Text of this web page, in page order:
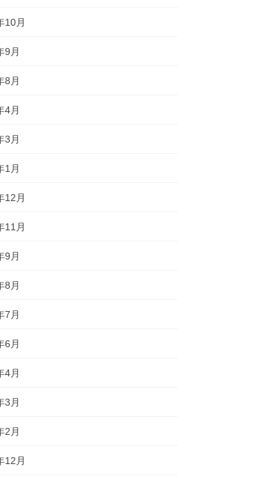
10月
9月
8月
4月
3月
1月
12月
11月
9月
8月
7月
6月
4月
3月
2月
12月